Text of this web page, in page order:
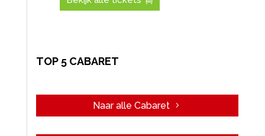
TOP 5 CABARET
Naar alle Cabaret